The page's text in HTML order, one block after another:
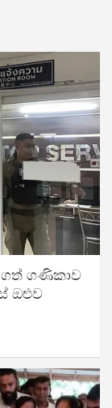
ගත් ගණිකාව
ඔළුව